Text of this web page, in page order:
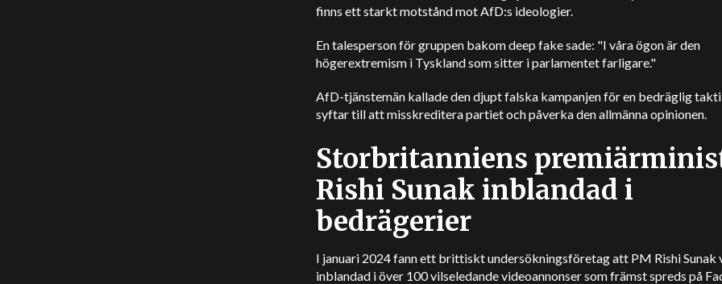
finns ett starkt motstånd mot AfD:s ideologier.
En talesperson för gruppen bakom deep fake sade: "I våra ögon är den
högerextremism i Tyskland som sitter i parlamentet farligare."
AfD-tjänstemän kallade den djupt falska kampanjen för en bedräglig
syftar till att misskreditera partiet och påverka den allmänna opinionen.
Storbritanniens
Rishi Sunak inblandad i
bedrägerier
I januari 2024 fann ett brittiskt undersökningsföretag att PM Rishi Sunak
inblandad i över 100 vilseledande videoannonser som främst spreds på